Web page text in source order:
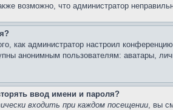
возможно, что администратор
как администратор настроил
анонимным пользователям: аватары,
ввод имени и пароля?
входить при каждом посещении, вы